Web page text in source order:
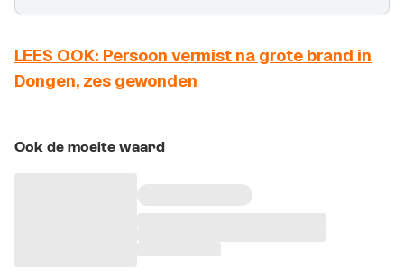
LEES OOK: Persoon vermist na grote brand in
Dongen, zes gewonden
Ook de moeite waard